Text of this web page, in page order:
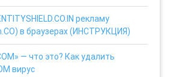
рекламу
в браузерах (ИНСТРУКЦИЯ)
— что это? Как удалить
вирус